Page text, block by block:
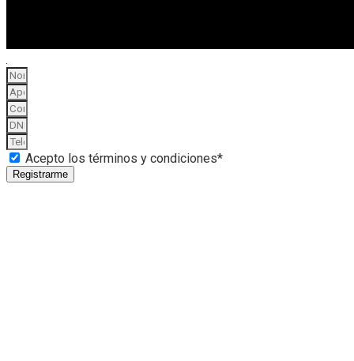
Acepto los términos y condiciones*
Registrarme